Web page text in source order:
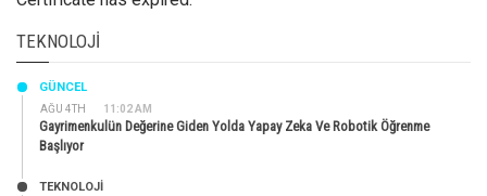
TEKNOLOJI
AĞU 4TH 11:02 AM
GÜNCEL
Gayrimenkulün Değerine Giden Yolda Yapay Zeka Ve Robotik Öğrenme
Başlıyor
TEKNOLOJİ